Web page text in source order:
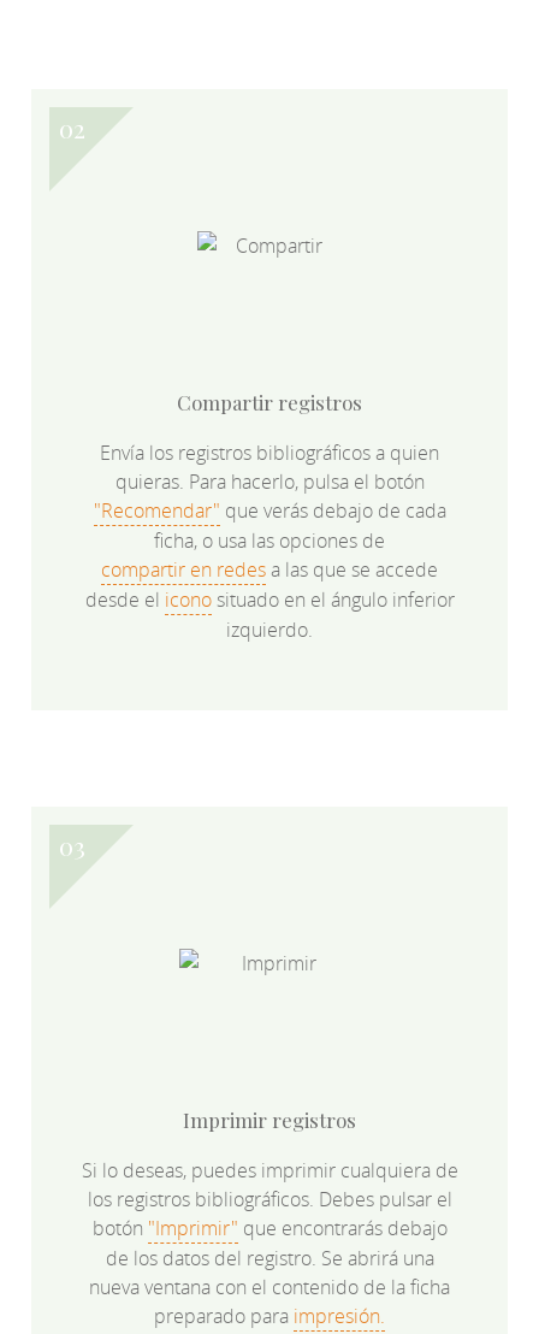
Compartir registros
Envía los registros bibliográficos a quien
quieras. Para hacerlo, pulsa el botón
"Recomendar" que verás debajo de cada
ficha, o usa las opciones de
compartir en redesa las que se accede
desde el iconosituado en el ángulo inferior
izquierdo.
Imprimir registros
Si lo deseas, puedes imprimir cualquiera de
los registros bibliográficos. Debes pulsar el
botón "Imprimir" que encontrarás debajo
de los datos del registro. Se abrirá una
nueva ventana con el contenido de la ficha
preparado para impresión.